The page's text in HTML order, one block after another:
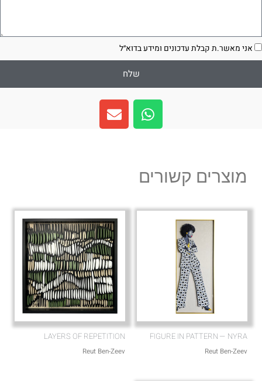
אני מאשר.ת קבלת עדכונים ומידע בדוא״ל
שלח
W
h
a
a
p
E
n
v
e
מוצרים קשורים
FIGURE IN PATTERN — NYRA
Reut Ben-Zeev
LAYERS OF REPETITION
Reut Ben-Zeev